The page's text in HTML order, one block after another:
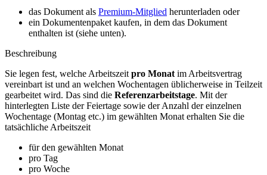
das Dokument als Premium-Mitglied herunterladen oder
ein Dokumentenpaket kaufen, in dem das Dokument
enthalten ist (siehe unten).
Beschreibung
Sie legen fest, welche Arbeitszeitpro Monatim Arbeitsvertrag
vereinbart ist und an welchen Wochentagen üblicherweise in Teilzeit
gearbeitet wird. Das sind die Referenzarbeitstage. Mit der
hinterlegten Liste der Feiertage sowie der Anzahl der einzelnen
Wochentage (Montag etc.) im gewählten Monat erhalten Sie die
tatsächliche Arbeitszeit
für den gewählten Monat
pro Tag
pro Woche